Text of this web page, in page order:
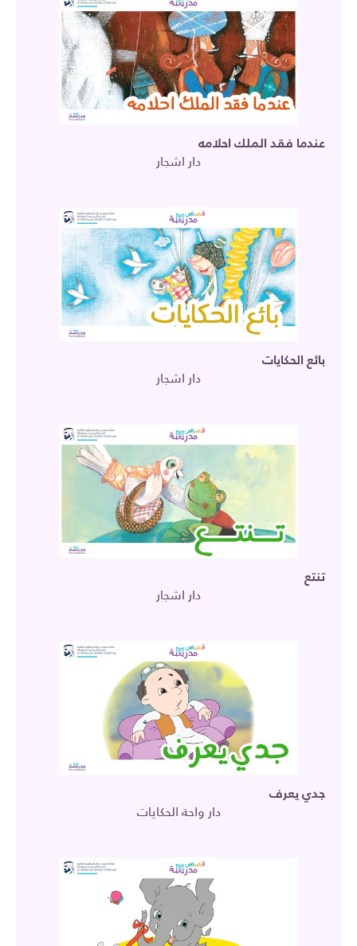
عندما فقد الملك احلامه
دار اشجار
بائع الحكايات
دار اشجار
تنتع
دار اشجار
جدي يعرف
دار واحة الحكايات